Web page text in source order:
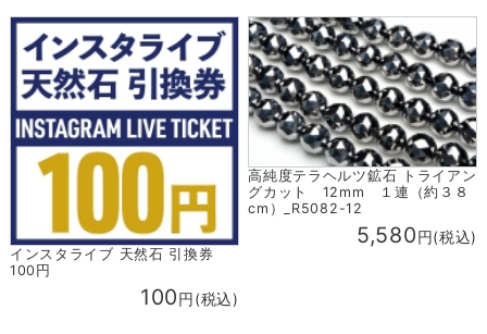
インスタライブ 天然石 引換券
100円
100円(税込)
高純度テラヘルツ鉱石 トライアン
グカット 12mm １連（約３８
cm）_R5082-12
5,580円(税込)